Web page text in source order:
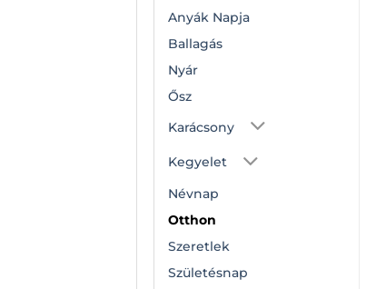
Anyák Napja
Ballagás
Nyár
Ősz
Karácsony
Kegyelet
Névnap
Otthon
Szeretlek
Születésnap